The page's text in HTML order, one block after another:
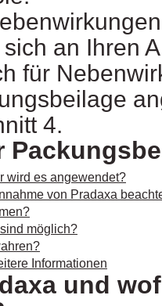
an Ihren
für
4.
wird es angewendet?
von Pradaxa
möglich?
Informationen
und